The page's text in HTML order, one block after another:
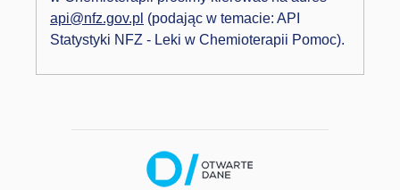
api@nfz.gov.pl (podając w temacie: API
Statystyki NFZ - Leki w Chemioterapii Pomoc).